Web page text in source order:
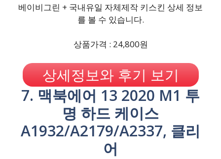
베이비그린 + 국내유일 자체제작 키스킨 상세 정보
를 볼 수 있습니다.
상품가격 : 24,800원
상세정보와 후기 보기
7. 맥북에어 13 2020 M1 투
명 하드 케이스
A1932/A2179/A2337, 클리
어